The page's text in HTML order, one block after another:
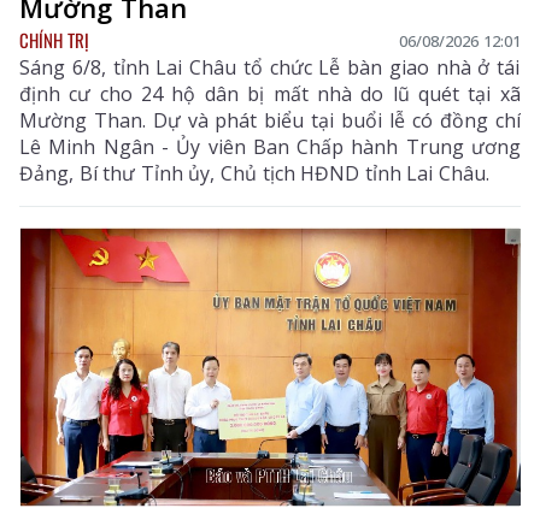
Mường Than
CHÍNH TRỊ 06/08/2026 12:01
Sáng 6/8, tỉnh Lai Châu tổ chức Lễ bàn giao nhà ở tái
định cư cho 24 hộ dân bị mất nhà do lũ quét tại xã
Mường Than. Dự và phát biểu tại buổi lễ có đồng chí
Lê Minh Ngân - Ủy viên Ban Chấp hành Trung ương
Đảng, Bí thư Tỉnh ủy, Chủ tịch HĐND tỉnh Lai Châu.